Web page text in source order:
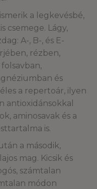
a legkevésbé,
csemege. Lágy,
A-, B-, és E-
rézben,
és
a repertoár, ilyen
antioxidánsokkal
aminosavak és a
is.
a második,
mag. Kicsik és
számtalan
módon